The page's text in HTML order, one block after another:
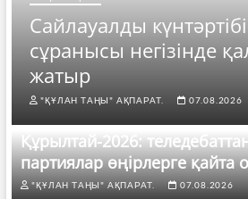
Сайлауалды
сұранысы негізінде
жатыр
"ҚҰЛАН ТАҢЫ" АҚПАРАТ. 07.08.2026
Құрылтай-2026:
партиялар өңірлерге қайта
"ҚҰЛАН ТАҢЫ" АҚПАРАТ. 07.08.2026